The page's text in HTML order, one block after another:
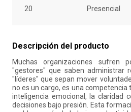
20
Presencial
Descripción del producto
Muchas organizaciones sufren
"gestores" que saben administrar
"líderes" que sepan mover
no es un cargo, es una competencia
inteligencia emocional, la claridad
decisiones bajo presión. Esta